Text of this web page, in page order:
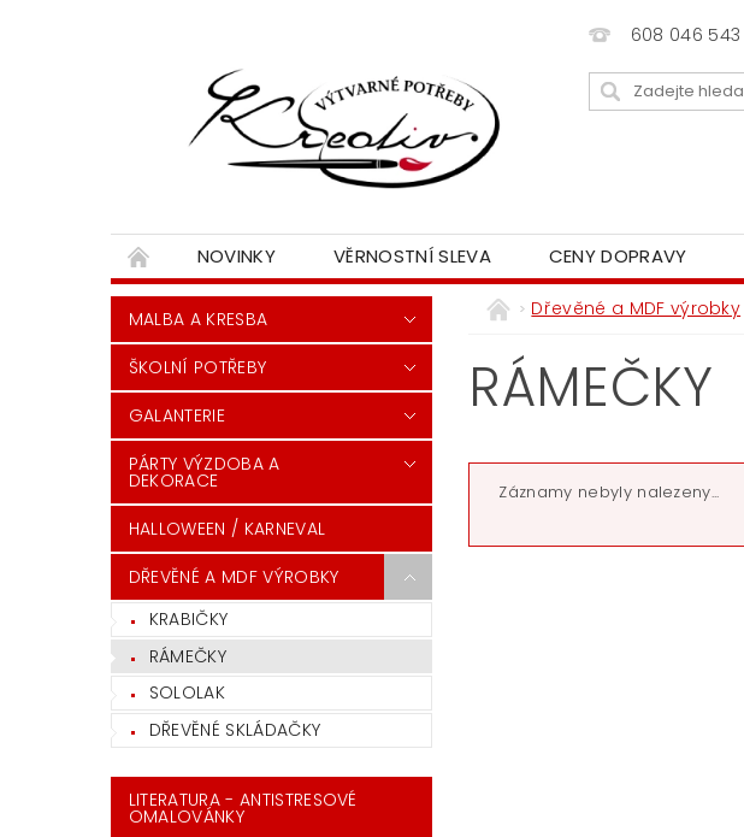
608 046 543
NOVINKY VĚRNOSTNÍ SLEVA CENY DOPRAVY
MALBA A KRESBA
ŠKOLNÍ POTŘEBY
GALANTERIE
PÁRTY VÝZDOBA A
DEKORACE
HALLOWEEN / KARNEVAL
DŘEVĚNÉ A MDF VÝROBKY
KRABIČKY
RÁMEČKY
SOLOLAK
DŘEVĚNÉ SKLÁDAČKY
LITERATURA - ANTISTRESOVÉ
OMALOVÁNKY
Dřevěné a MDF výrobky
RÁMEČKY
Záznamy nebyly nalezeny...